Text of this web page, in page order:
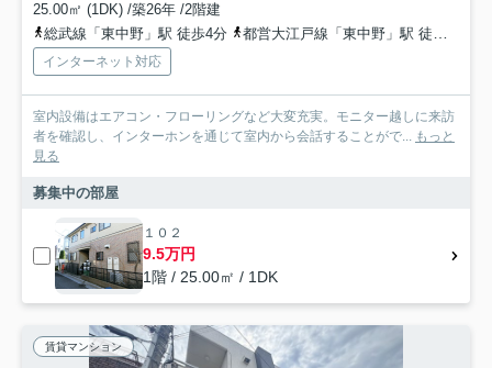
25.00㎡ (1DK) /築26年 /2階建
総武線「東中野」駅 徒歩4分
都営大江戸線「東中野」駅 徒歩4分
インターネット対応
室内設備はエアコン・フローリングなど大変充実。モニター越しに来訪
者を確認し、インターホンを通じて室内から会話することがで... もっと
見る
募集中の部屋
１０２
9.5万円
1階 / 25.00㎡ / 1DK
賃貸マンション